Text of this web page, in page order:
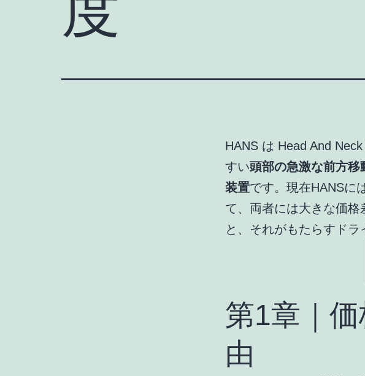
HANS は Head And
すい頭部の急激な前方移
装置です。現在HANSに
て、両者には大きな価
と、それがもたらすドラ
第1章｜
由